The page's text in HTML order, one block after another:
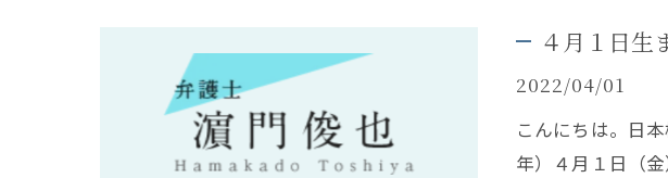
４月１日生
2022/04/01
こんにちは。日
年）４月１日（